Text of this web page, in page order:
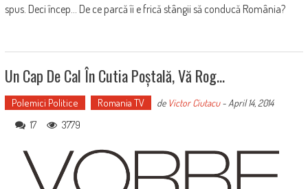
spus. Deci încep... De ce parcă îi e frică stângii să conducă România?
Un Cap De Cal În Cutia Poștală, Vă Rog…
Polemici Politice Romania TV de Victor Ciutacu- April 14, 2014
17 3779